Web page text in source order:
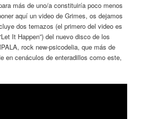
más de uno/a constituiría poco menos
aquí un video de Grimes, os dejamos
dos temazos (el primero del video es
It Happen”) del nuevo disco de los
rock new-psicodelia, que más de
en cenáculos de enteradillos como este,